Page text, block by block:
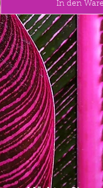
In den